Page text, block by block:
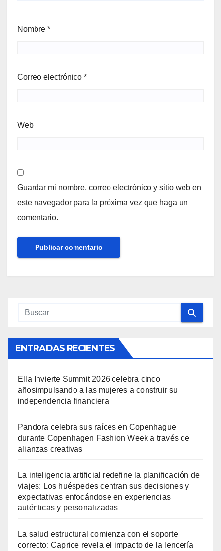
Nombre *
Correo electrónico *
Web
Guardar mi nombre, correo electrónico y sitio web en
este navegador para la próxima vez que haga un
comentario.
ENTRADAS RECIENTES
Ella Invierte Summit 2026 celebra cinco
añosimpulsando a las mujeres a construir su
independencia financiera
Pandora celebra sus raíces en Copenhague
durante Copenhagen Fashion Week a través de
alianzas creativas
La inteligencia artificial redefine la planificación de
viajes: Los huéspedes centran sus decisiones y
expectativas enfocándose en experiencias
auténticas y personalizadas
La salud estructural comienza con el soporte
correcto: Caprice revela el impacto de la lencería